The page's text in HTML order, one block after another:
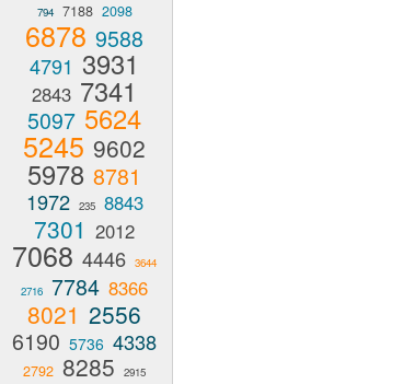
794 7188 2098
6878 9588
4791 3931
2843 7341
5097 5624
5245 9602
5978 8781
1972 235 8843
7301 2012
7068 4446 3644
2716 7784 8366
8021 2556
6190 5736 4338
2792 8285 2915